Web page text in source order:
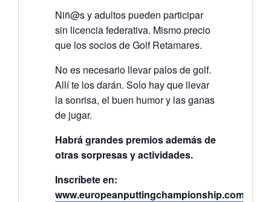
Niñ@s y adultos pueden participar
sin licencia federativa. Mismo precio
que los socios de Golf Retamares.
No es necesario llevar palos de golf.
Allí te los darán. Solo hay que llevar
la sonrisa, el buen humor y las ganas
de jugar.
Habrá grandes premios además de
otras sorpresas y actividades.
Inscríbete en:
www.europeanputtingchampionship.com